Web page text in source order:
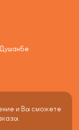
и Вы сможете